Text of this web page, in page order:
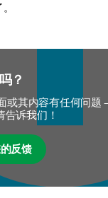
？
或其内容有任何问题
告诉我们！
反馈